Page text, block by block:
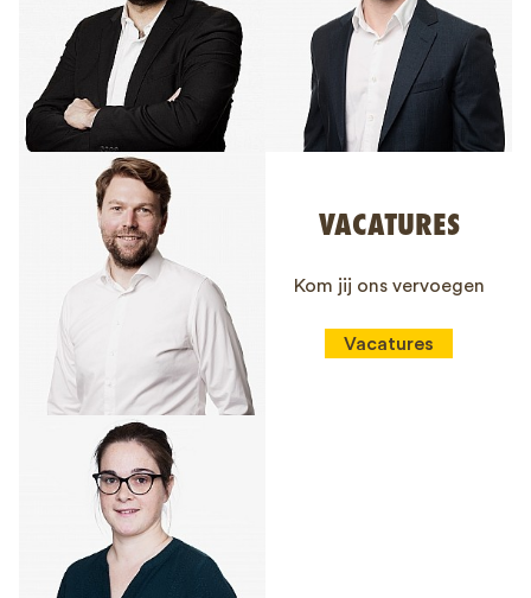
VACATURES
Kom jij ons vervoegen
Vacatures